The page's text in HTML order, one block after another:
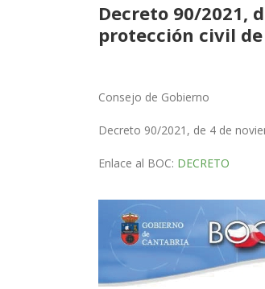
Decreto 90/2021,
protección civil
Consejo de Gobierno
Decreto 90/2021, de 4 de
Enlace al BOC: DECRETO